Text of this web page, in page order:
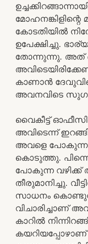
കോടതിയിൽ
ഉപേക്ഷിച്ചു.
തോന്നുന്നു. അത്‌
കാണാൻ
അവനവിടെ
വൈകീട്ട്
അവിടെന്ന്
അവളെ പോകുന്ന
കൊടുത്തു. പിന്നെ
പോകുന്ന വഴിക്ക്
തീരുമാനിച്ചു.
സാധനം
വിചാരിച്ചാണ്
കാറിൽ